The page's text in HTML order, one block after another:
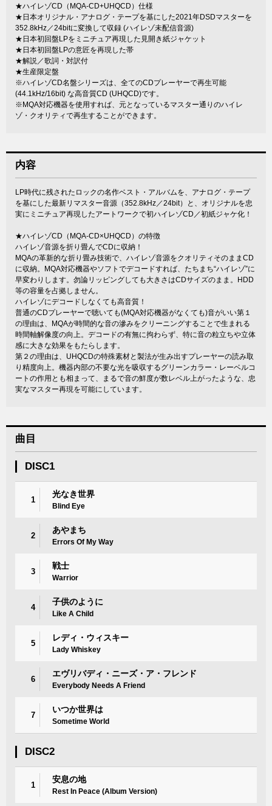
★ハイレゾCD（MQA-CD+UHQCD）仕様
★日本オリジナル・アナログ・テープを基にした2021年DSDマスターを
352.8kHz／24bitに変換して収録 (ハイレゾ未配信音源)
★日本初回盤LPをミニチュア再現した見開き紙ジャケット
★日本初回盤LPの意匠を再現した帯
★解説／歌詞・対訳付
★生産限定盤
※ハイレゾCD名盤シリーズは、全てのCDプレーヤーで再生可能
(44.1kHz/16bit) な高音質CD (UHQCD)です。
※MQA対応機器を使用すれば、元となっているマスター通りのハイレ
ゾ・クオリティで再生することができます。
内容
LP時代に残されたロックの名作ベスト・アルバムを、アナログ・テープ
を基にした最新リマスター音源（352.8kHz／24bit）と、オリジナルを忠
実にミニチュア再現したアートワークで初ハイレゾCD／初紙ジャケ化！
★ハイレゾCD（MQA-CD×UHQCD）の特徴
ハイレゾ音源を折り畳んでCDに収納！
MQAの革新的な折り畳み技術で、ハイレゾ音源をクオリティそのままCD
に収納。MQA対応機器やソフトでデコードすれば、たちまち“ハイレゾ”に
早変わりします。勿論リッピングしても大きさはCDサイズのまま。HDD
等の容量を占拠しません。
ハイレゾにデコードしなくても高音質！
普通のCDプレーヤーで聴いても(MQA対応機器がなくても)音がいい第１
の理由は、MQAが時間的な音の滲みをクリーニングすることで生まれる
時間軸解像度の向上。デコードの有無に拘わらず、特に音の粒立ちや立体
感に大きな効果をもたらします。
第２の理由は、UHQCDの特殊素材と製法が生み出すプレーヤーの読み取
り精度向上。機器内部の不要な光を吸収するグリーンカラー・レーベルコ
ートの作用とも相まって、まるで音の鮮度が数レベル上がったような、忠
実なマスター再現を可能にしています。
曲目
DISC1
1
光なき世界
Blind Eye
2
あやまち
Errors Of My Way
3
戦士
Warrior
4
子供のように
Like A Child
5
レディ・ウィスキー
Lady Whiskey
6
エヴリバディ・ニーズ・ア・フレンド
Everybody Needs A Friend
7
いつか世界は
Sometime World
DISC2
1
安息の地
Rest In Peace (Album Version)